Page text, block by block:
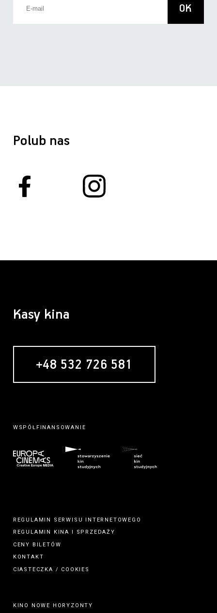
Polub nas
Kasy kina
+48 532 726 581
WSPÓŁFINANSOWANIE
REGULAMIN SERWISU INTERNETOWEGO
REGULAMIN
KINA
SPRZEDAŻY
CENY BILETÓW
KONTAKT
CIASTECZKA / COOKIES
KINO NOWE HORYZONTY